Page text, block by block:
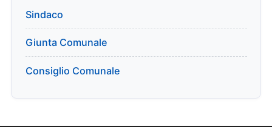
Sindaco
Giunta Comunale
Consiglio Comunale